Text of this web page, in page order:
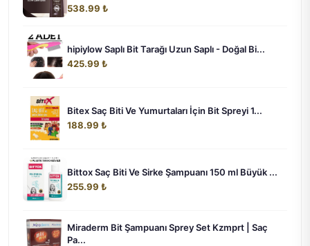
538.99 ₺
hipiylow Saplı Bit Tarağı Uzun Saplı - Doğal Bi...
425.99 ₺
Bitex Saç Biti Ve Yumurtaları İçin Bit Spreyi 1...
188.99 ₺
Bittox Saç Biti Ve Sirke Şampuanı 150 ml Büyük ...
255.99 ₺
Miraderm Bit Şampuanı Sprey Set Kzmprt | Saç
Pa...